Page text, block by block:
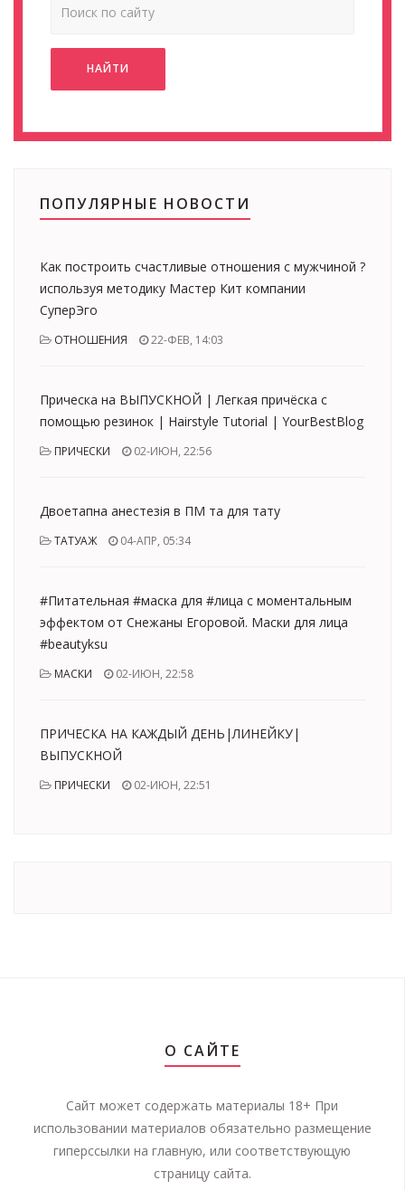
НАЙТИ
ПОПУЛЯРНЫЕ НОВОСТИ
Как построить счастливые отношения с мужчиной ?
используя методику Мастер Кит компании
СуперЭго
ОТНОШЕНИЯ 22-ФЕВ, 14:03
Прическа на ВЫПУСКНОЙ | Легкая причёска с
помощью резинок | Hairstyle Tutorial | YourBestBlog
ПРИЧЕСКИ 02-ИЮН, 22:56
Двоетапна анестезія в ПМ та для тату
ТАТУАЖ 04-АПР, 05:34
#Питательная #маска для #лица с моментальным
эффектом от Снежаны Егоровой. Маски для лица
#beautyksu
МАСКИ 02-ИЮН, 22:58
ПРИЧЕСКА НА КАЖДЫЙ ДЕНЬ|ЛИНЕЙКУ|
ВЫПУСКНОЙ
ПРИЧЕСКИ 02-ИЮН, 22:51
О САЙТЕ
Сайт может содержать материалы 18+ При
использовании материалов обязательно размещение
гиперссылки на главную, или соответствующую
страницу сайта.